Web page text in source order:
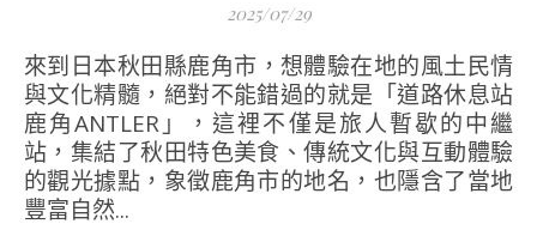
2025/07/29
來到日本秋田縣鹿角市，想體驗在地的風土民情
與文化精髓，絕對不能錯過的就是「道路休息站
鹿角ANTLER」，這裡不僅是旅人暫歇的中繼
站，集結了秋田特色美食、傳統文化與互動體驗
的觀光據點，象徵鹿角市的地名，也隱含了當地
豐富自然...